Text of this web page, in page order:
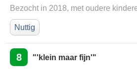
Bezocht in 2018, met oudere
Nuttig
8 "'klein maar fijn'"